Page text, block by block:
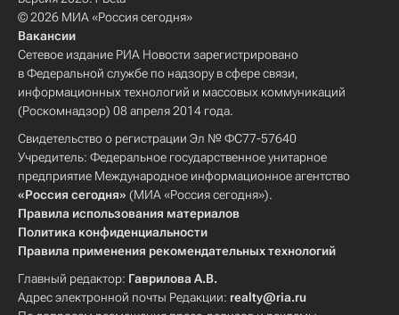
© 2026 МИА «Россия сегодня»
Вакансии
Сетевое издание РИА Новости зарегистрировано
в Федеральной службе по надзору в сфере связи,
информационных технологий и массовых коммуникаций
(Роскомнадзор) 08 апреля 2014 года.
Свидетельство о регистрации Эл № ФС77-57640
Учредитель: Федеральное государственное унитарное
предприятие Международное информационное агентство
«Россия сегодня» (МИА «Россия сегодня»).
Правила использования материалов
Политика конфиденциальности
Правила применения рекомендательных технологий
Главный редактор: Гаврилова А.В.
Адрес электронной почты Редакции: realty@ria.ru